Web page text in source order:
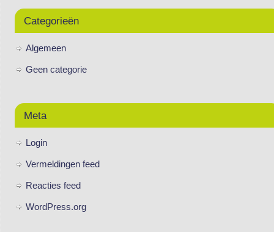
Categorieën
Algemeen
Geen categorie
Meta
Login
Vermeldingen feed
Reacties feed
WordPress.org